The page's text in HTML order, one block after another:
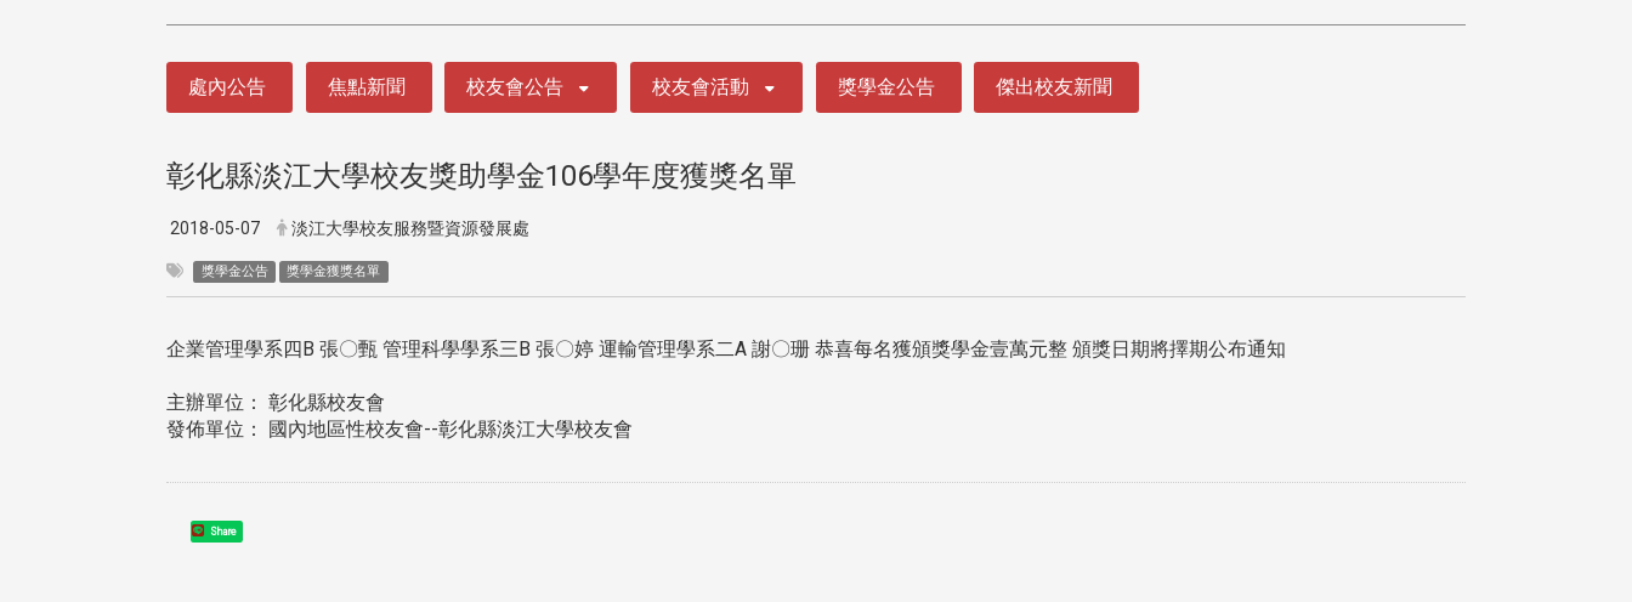
處內公告 焦點新聞 校友會公告 校友會活動 獎學金公告 傑出校友新聞
彰化縣淡江大學校友獎助學金106學年度獲獎名單
2018-05-07 淡江大學校友服務暨資源發展處
獎學金公告 獎學金獲獎名單
企業管理學系四B 張〇甄 管理科學學系三B 張〇婷 運輸管理學系二A 謝〇珊 恭喜每名獲頒獎學金壹萬元整 頒獎日期將擇期公布通知
主辦單位： 彰化縣校友會
發佈單位： 國內地區性校友會--彰化縣淡江大學校友會
Share